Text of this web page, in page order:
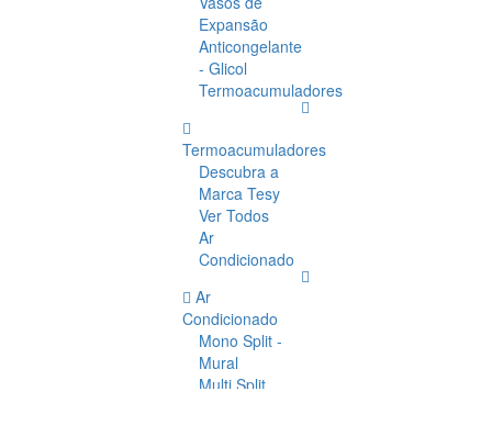
Expansão
Anticongelante
- Glicol
Termoacumuladores
Termoacumuladores
Descubra a
Marca Tesy
Ver Todos
Ar
Condicionado
Ar
Condicionado
Mono Split -
Mural
Multi Split